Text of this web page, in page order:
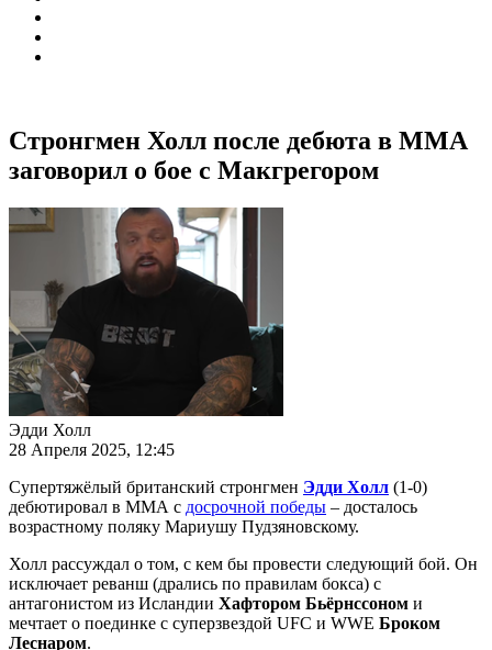
Стронгмен Холл после дебюта в ММА
заговорил о бое с Макгрегором
Эдди Холл
28 Апреля 2025, 12:45
Супертяжёлый британский стронгмен Эдди Холл (1-0)
дебютировал в ММА с досрочной победы – досталось
возрастному поляку Мариушу Пудзяновскому.
Холл рассуждал о том, с кем бы провести следующий бой. Он
исключает реванш (дрались по правилам бокса) с
антагонистом из Исландии Хафтором Бьёрнссоном и
мечтает о поединке с суперзвездой UFC и WWE Броком
Леснаром.